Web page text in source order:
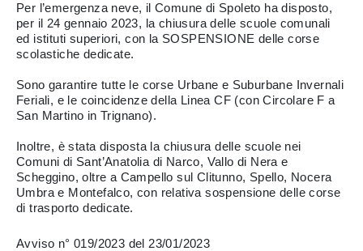
Per l’emergenza neve, il Comune di Spoleto ha disposto,
per il 24 gennaio 2023, la chiusura delle scuole comunali
ed istituti superiori, con la SOSPENSIONE delle corse
scolastiche dedicate.
Sono garantire tutte le corse Urbane e Suburbane Invernali
Feriali, e le coincidenze della Linea CF (con Circolare F a
San Martino in Trignano).
Inoltre, è stata disposta la chiusura delle scuole nei
Comuni di Sant’Anatolia di Narco, Vallo di Nera e
Scheggino, oltre a Campello sul Clitunno, Spello, Nocera
Umbra e Montefalco, con relativa sospensione delle corse
di trasporto dedicate.
Avviso n° 019/2023 del 23/01/2023